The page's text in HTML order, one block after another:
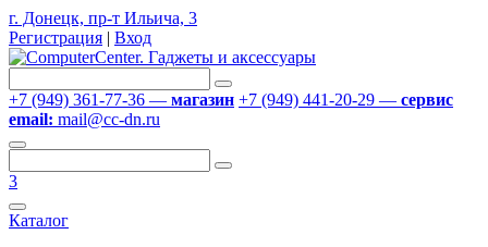
г. Донецк, пр-т Ильича, 3
Регистрация | Вход
+7 (949) 361-77-36 — магазин +7 (949) 441-20-29 — сервис
email: mail@cc-dn.ru
3
Каталог